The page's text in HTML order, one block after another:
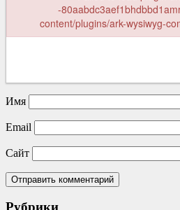
Имя
Email
Сайт
-
content/plugins/ark-wysiwyg-
Failed to load plugin url: https://xn--